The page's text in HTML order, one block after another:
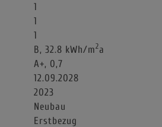
1
1
1
B, 32.8 kWh/m2a
A+, 0,7
12.09.2028
2023
Neubau
Erstbezug